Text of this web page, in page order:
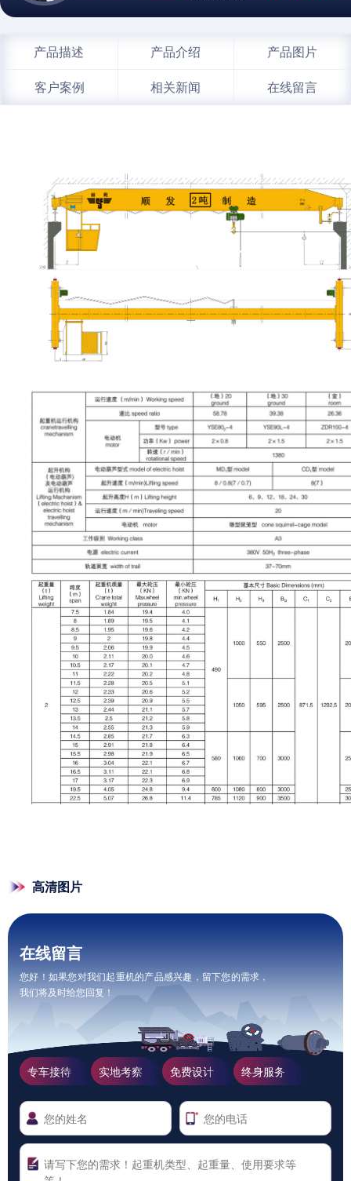
产品描述 产品介绍
产品图片
客户案例
相关新闻 在线留言
高清图片
在线留言
您好！如果您对我们起重机的产品感兴趣，留下您的需求，
我们将及时给您回复！
专车接待 实地考察 免费设计 终身服务